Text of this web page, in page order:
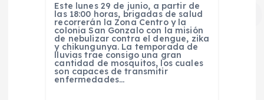
Este lunes 29 de junio, a partir de
las 18:00 horas, brigadas de salud
recorrerán la Zona Centro y la
colonia San Gonzalo con la misión
de nebulizar contra el dengue, zika
y chikungunya. La temporada de
lluvias trae consigo una gran
cantidad de mosquitos, los cuales
son capaces de transmitir
enfermedades…